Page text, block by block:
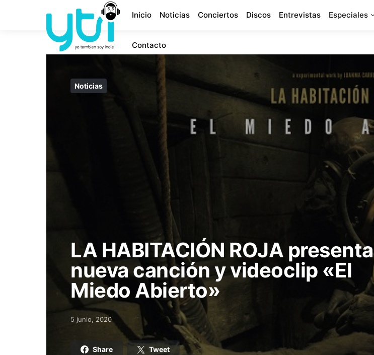
Inicio Noticias Conciertos Discos Entrevistas Especiales
Contacto
Noticias
LA HABITACIÓN ROJA presenta
nueva canción y videoclip «El
Miedo Abierto»
Posted on
5 junio, 2020
Share Tweet